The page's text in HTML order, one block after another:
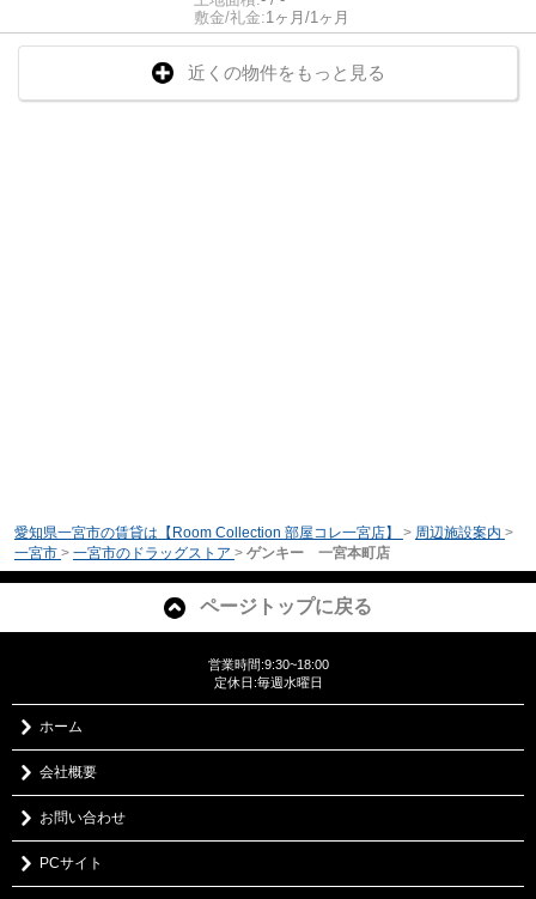
敷金/礼金:1ヶ月/1ヶ月
近くの物件をもっと見る
愛知県一宮市の賃貸は【Room Collection 部屋コレ一宮店】 > 周辺施設案内 >
一宮市 > 一宮市のドラッグストア > ゲンキー 一宮本町店
ページトップに戻る
営業時間:9:30~18:00
定休日:毎週水曜日
ホーム
会社概要
お問い合わせ
PCサイト